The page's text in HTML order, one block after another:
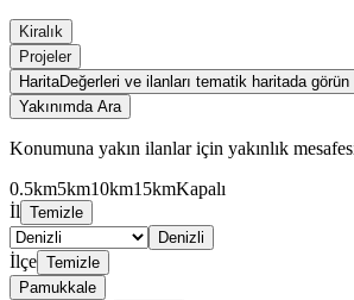
Kiralık
Projeler
HaritaDeğerleri ve ilanları tematik haritada görün
Yakınımda Ara
Konumuna yakın ilanlar için yakınlık
0.5km5km10km15kmKapalı
İl Temizle
Denizli
İlçe Temizle
Pamukkale